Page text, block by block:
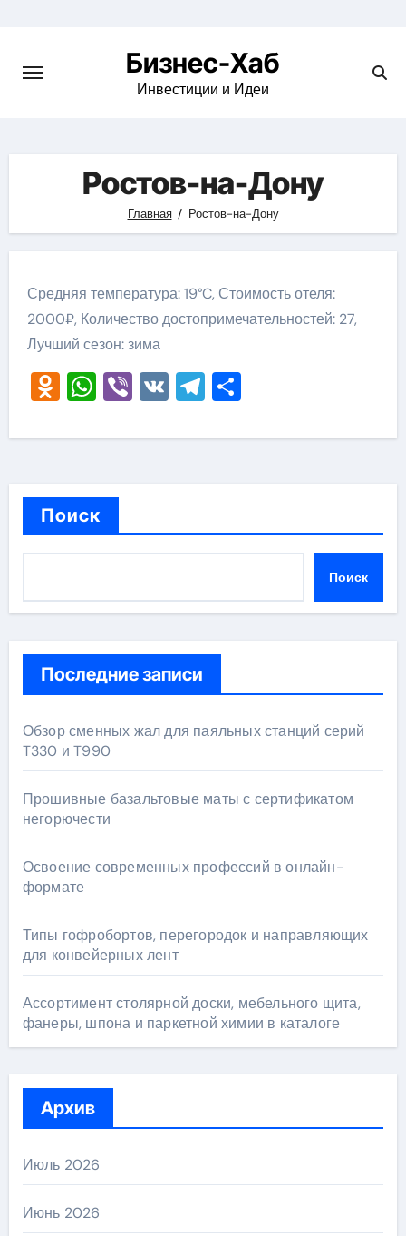
content
Бизнес-Хаб
Инвестиции и Идеи
Ростов-на-Дону
Главная Ростов-на-Дону
Средняя температура: 19°C, Стоимость отеля:
2000₽, Количество достопримечательностей: 27,
Лучший сезон: зима
Odnoklassniki
WhatsApp
Viber
VKTelegram
Отправить
Поиск
Поиск
Последние записи
Обзор сменных жал для паяльных станций серий
T330 и T990
Прошивные базальтовые маты с сертификатом
негорючести
Освоение современных профессий в онлайн-
формате
Типы гофробортов, перегородок и направляющих
для конвейерных лент
Ассортимент столярной доски, мебельного щита,
фанеры, шпона и паркетной химии в каталоге
Архив
Июль 2026
Июнь 2026